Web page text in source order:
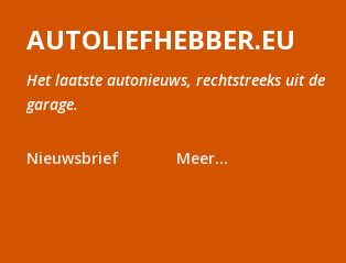
Doorgaan naar hoofdcontent
AUTOLIEFHEBBER.EU
Het laatste autonieuws, rechtstreeks uit de
garage.
Nieuwsbrief Meer…